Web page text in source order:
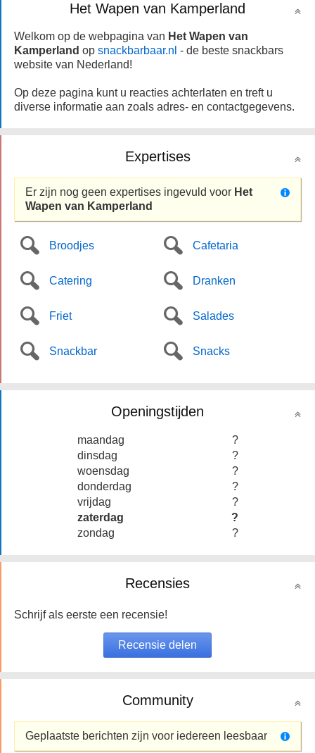
Het Wapen van Kamperland
Welkom op de webpagina van Het Wapen van
Kamperland op snackbarbaar.nl - de beste snackbars
website van Nederland!
Op deze pagina kunt u reacties achterlaten en treft u
diverse informatie aan zoals adres- en contactgegevens.
Expertises
Er zijn nog geen expertises ingevuld voor Het
Wapen van Kamperland
Broodjes Cafetaria
Catering Dranken
Friet Salades
Snackbar Snacks
Openingstijden
maandag
?
dinsdag
?
woensdag
?
donderdag
?
vrijdag
?
zaterdag
?
zondag
?
Recensies
Schrijf als eerste een recensie!
Community
Geplaatste berichten zijn voor iedereen leesbaar